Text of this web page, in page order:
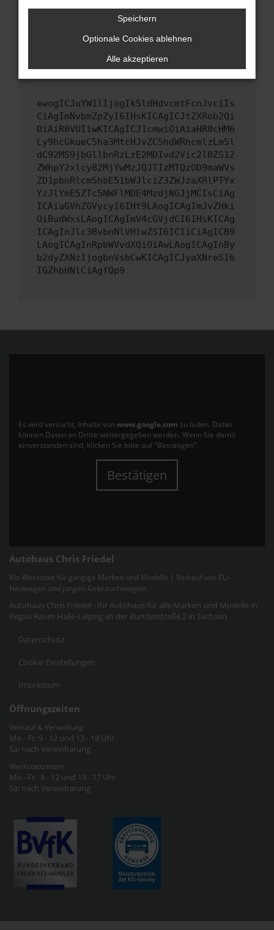
Wende dich an den Webseitenbetreiber.
Wenn du alle oben genannten Schritte versucht
hast, kontaktiere uns bitte. Wir werden
versuchen, das Problem zu beheben. Du kannst
uns diesen Text schicken, um uns bei der
ewogICJuYW1lIjogIk5ldHdvcmtFcnJvciIs
CiAgImNvbmZpZyI6IHsKICAgICJtZXRob2Qi
OiAiR0VUIiwKICAgICJ1cmwiOiAiaHR0cHM6
Ly9hcGkueC5ha3MtcHJvZC5hdWRhcmlzLm5l
dC92MS9jbGllbnRzLzE2MDIvd2Vic2l0ZS12
ZWhpY2xlcy82MjYwMzJQJTIzMTQzOD9maWVs
ZD1pbnRlcm5hbE51bWJlciZ3ZWJzaXRlPTYx
YzJlYmE5ZTc5NWFlMDE4MzdjNGJjMCIsCiAg
ICAiaGVhZGVycyI6IHt9LAogICAgImJvZHki
OiBudWxsLAogICAgImV4cGVjdCI6IHsKICAg
ICAgInJlc3BvbnNlVHlwZSI6ICIiCiAgICB9
LAogICAgInRpbWVvdXQiOiAwLAogICAgInBy
b2dyZXNzIjogbnVsbCwKICAgICJyaXNreSI6
IGZhbHNlCiAgfQp9
Es wird versucht, Inhalte von www.google.com zu laden. Dabei
können Daten an Dritte weitergegeben werden. Wenn Sie damit
einverstanden sind, klicken Sie bitte auf "Bestätigen".
Bestätigen
Autohaus Chris Friedel
Kfz-Werkstatt für gängige Marken und Modelle | Verkauf von EU-
Neuwagen und jungen Gebrauchtwagen.
Autohaus Chris Friedel - Ihr Autohaus für alle Marken und Modelle in
Pegau Raum Halle-Leipzig an der Bundesstraße 2 in Sachsen
Datenschutz
Cookie-Einstellungen
Impressum
Öffnungszeiten
Verkauf & Verwaltung:
Mo - Fr: 9 - 12 und 13 - 18 Uhr
Sa: nach Vereinbarung
Werkstattzeiten:
Mo - Fr: 8 - 12 und 13 - 17 Uhr
Sa: nach Vereinbarung
Speichern
Optionale Cookies ablehnen
Alle akzeptieren